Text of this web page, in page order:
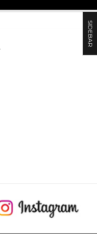
SIDEBAR